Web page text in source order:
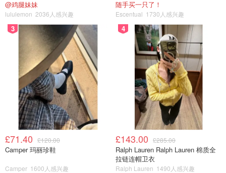
▪️展览时间：2026年3月26日 - 11月29日▪️票价：免费
惠康收藏馆以其融合艺术、科学与流行文化的风格，带你深
入探讨全球对衰老的认知。展出120多件作品，从16世纪木
刻版画到当代拼贴画，思考如何更好地老去。
8️⃣ 侦探女王来袭！阿加莎·克里斯蒂特展
▪️展览地点：大英图书馆
▪️展览时间：2026年10月30日 - 2027年6月20日
犯罪小说女王本人成为“调查对象”！展览将深挖马普尔小姐
和波洛的创作起源，探索作家的多样兴趣，并揭示她的作品
对“谁是凶手”类侦探小说的持续深远影响。
@鸡腿妹妹
lululemon 2036人感兴趣
随手买一只了！
Escentual 1730人感兴趣
3
£71.40 £120.00
Camper 玛丽珍鞋
Camper 1600人感兴趣
4
£143.00 £285.00
Ralph Lauren Ralph Lauren 棉质全
拉链连帽卫衣
Ralph Lauren 1490人感兴趣